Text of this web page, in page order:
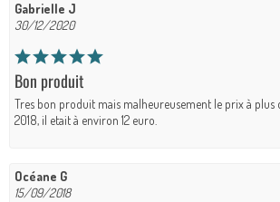
Gabrielle J
30/12/2020
Bon produit
Tres bon produit mais malheureusement le prix à plus
2018, il etait à environ 12 euro.
Océane G
15/09/2018